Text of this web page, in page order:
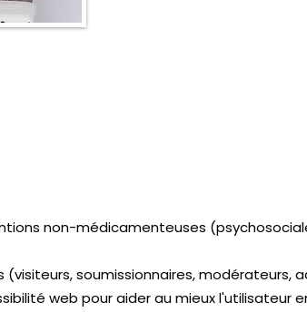
non-médicamenteuses
soumissionnaires, modérateurs,
web pour aider au mieux l'utilisateur